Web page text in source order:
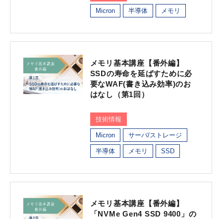
Micron 半導体 メモリ
メモリ基本講座【番外編】
SSDの寿命を延ばすために必
要なWAF(書き込み効率)のお
はなし（第1回）
技術情報
Micron サーバ/ストレージ
半導体 メモリ SSD
メモリ基本講座【番外編】
「NVMe Gen4 SSD 9400」の